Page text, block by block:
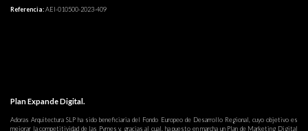
Referencia:AEI-010500-2023-409
Plan Expande Digital.
Adoras Arquitectura SLP ha sido beneficiaria del Fondo Europeo de Desarrollo Regional, cuyo objetivo es
mejorar la competitividad de las Pymes y, gracias al cual, ha puesto en marcha un Plan de Marketing Digital